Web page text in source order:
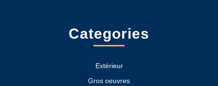
Categories
Extérieur
Gros oeuvres